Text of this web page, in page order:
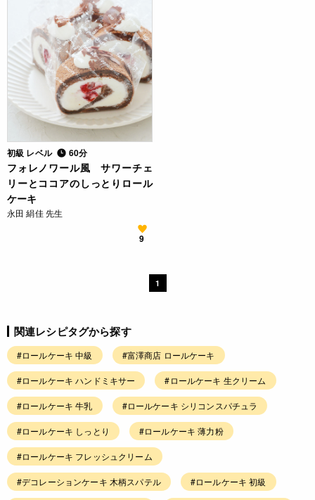
初級 レベル 60分
フォレノワール風 サワーチェ
リーとココアのしっとりロール
ケーキ
永田 絹佳 先生
9
1
関連レシピタグから探す
#ロールケーキ 中級 #富澤商店 ロールケーキ
#ロールケーキ ハンドミキサー #ロールケーキ 生クリーム
#ロールケーキ 牛乳 #ロールケーキ シリコンスパチュラ
#ロールケーキ しっとり #ロールケーキ 薄力粉
#ロールケーキ フレッシュクリーム
#デコレーションケーキ 木柄スパテル #ロールケーキ 初級